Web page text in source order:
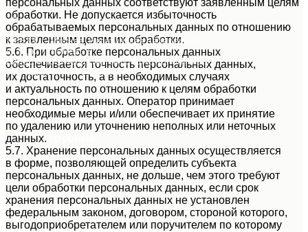
Политика конфиденциальности
Как проехать?
115533, г. Москва, Нагатинская набережная,
д. 14, к. 1, помещ. 8
Лидер в производстве высокотехнологичных
теплообменных аппаратов
GreenSpiral™ S-серия
GreenSpiral™ L-серия
Стандартные:
Разборные пластинчатые
теплообменники GreenPlate™
Кожухотрубные
теплообменники
Теплообменник
GreenBox™ тип S
Вакансии
Новости компании
Пластинчатые
теплообменники:
Отраслевые решения
персональных данных соответствуют заявленным целям
обработки. Не допускается избыточность
обрабатываемых персональных данных по отношению
к заявленным целям их обработки.
5.6. При обработке персональных данных
обеспечивается точность персональных данных,
их достаточность, а в необходимых случаях
и актуальность по отношению к целям обработки
персональных данных. Оператор принимает
необходимые меры и/или обеспечивает их принятие
по удалению или уточнению неполных или неточных
данных.
5.7. Хранение персональных данных осуществляется
в форме, позволяющей определить субъекта
персональных данных, не дольше, чем этого требуют
цели обработки персональных данных, если срок
хранения персональных данных не установлен
федеральным законом, договором, стороной которого,
выгодоприобретателем или поручителем по которому